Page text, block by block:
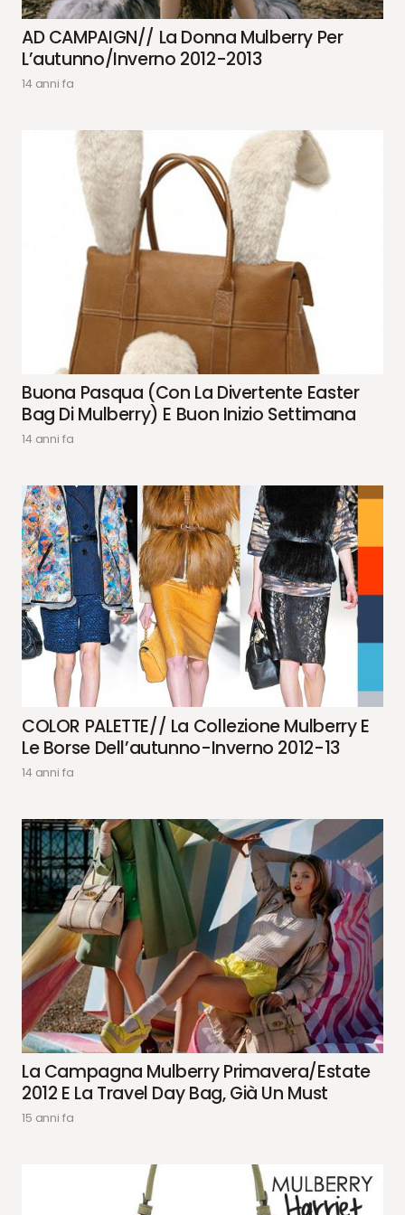
AD CAMPAIGN// La Donna Mulberry Per
L’autunno/inverno 2012-2013
14 anni fa
Buona Pasqua (con La Divertente Easter
Bag Di Mulberry) E Buon Inizio Settimana
14 anni fa
COLOR PALETTE// La Collezione Mulberry E
Le Borse Dell’autunno-Inverno 2012-13
14 anni fa
La Campagna Mulberry Primavera/estate
2012 E La Travel Day Bag, Già Un Must
15 anni fa